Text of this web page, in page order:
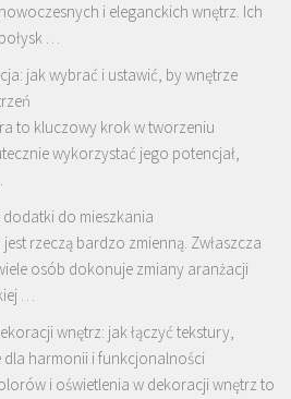
i eleganckich wnętrz. Ich
…
jak wybrać i ustawić, by wnętrze
to kluczowy krok w tworzeniu
wykorzystać jego potencjał,
do mieszkania
rzeczą bardzo zmienną. Zwłaszcza
osób dokonuje zmiany aranżacji
…
wnętrz: jak łączyć tekstury,
harmonii i funkcjonalności
i oświetlenia w dekoracji wnętrz to